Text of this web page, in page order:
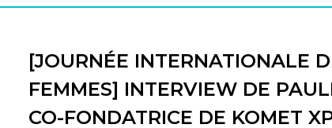
[JOURNÉE INTERNATIONALE
FEMMES] INTERVIEW DE
CO-FONDATRICE DE KOMET